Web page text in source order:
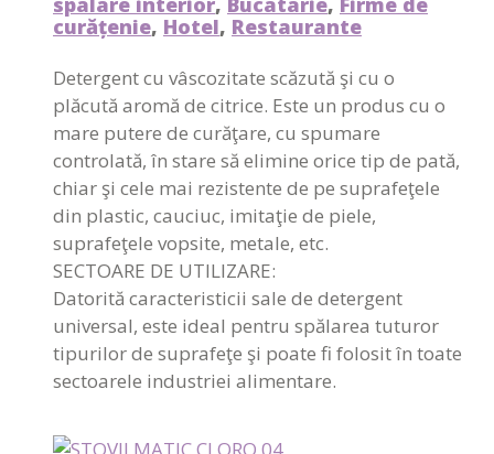
curățenie, Hotel, Restaurante
Detergent cu vâscozitate scăzută şi cu o
plăcută aromă de citrice. Este un produs cu o
mare putere de curăţare, cu spumare
controlată, în stare să elimine orice tip de pată,
chiar şi cele mai rezistente de pe suprafeţele
din plastic, cauciuc, imitaţie de piele,
suprafeţele vopsite, metale, etc.
SECTOARE DE UTILIZARE:
Datorită caracteristicii sale de detergent
universal, este ideal pentru spălarea tuturor
tipurilor de suprafeţe şi poate fi folosit în toate
sectoarele industriei alimentare.